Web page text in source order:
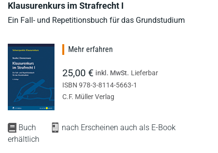
Klausurenkurs im Strafrecht I
Ein Fall- und Repetitionsbuch für das Grundstudium
Buch
nach Erscheinen auch als E-Book
erhältlich
Mehr erfahren
25,00 € inkl. MwSt. Lieferbar
ISBN 978-3-8114-5663-1
C.F. Müller Verlag